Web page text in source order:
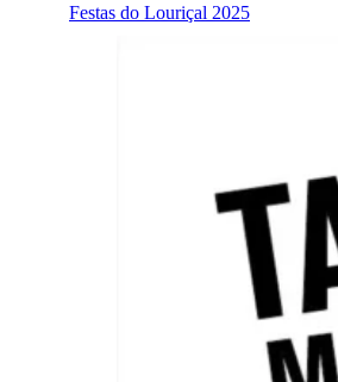
Festas do Louriçal 2025